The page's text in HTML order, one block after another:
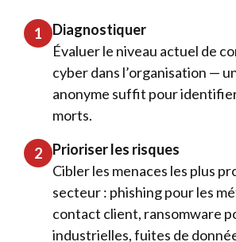
1
Diagnostiquer
Évaluer le niveau actuel de
cyber dans l’organisation —
anonyme suffit pour
morts.
2
Prioriser les risques
Cibler les menaces les plus
secteur : phishing pour les
contact client, ransomware
industrielles, fuites de